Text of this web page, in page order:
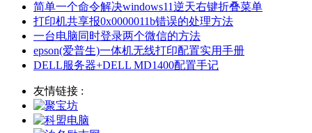
简单一个命令解决windows11逆天右键折叠菜单
打印机共享报0x0000011b错误的处理方法
一台电脑同时登录两个微信的方法
epson(爱普生)一体机无线打印配置实用手册
DELL服务器+DELL MD1400配置手记
友情链接 :